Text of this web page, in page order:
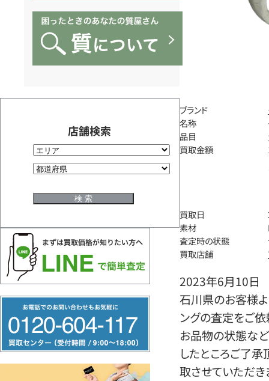
店舗検索
リ
ー
ブランド
名称
品目
買取金額
買取日
素材
査定時の状態
買取店舗
2023年6月10日
石川県のお客様よ
ングの査定をご依
お品物の状態など
したところご了
取させていただき